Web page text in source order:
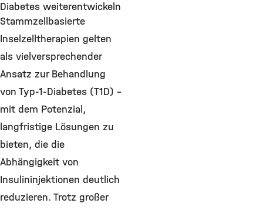
Diabetes weiterentwickeln
Stammzellbasierte
Inselzelltherapien gelten
als vielversprechender
Ansatz zur Behandlung
von Typ-1-Diabetes (T1D) –
mit dem Potenzial,
langfristige Lösungen zu
bieten, die die
Abhängigkeit von
Insulininjektionen deutlich
reduzieren. Trotz großer